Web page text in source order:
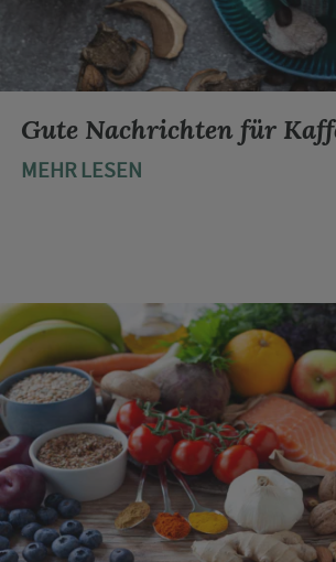
Gute Nachrichten für
MEHR LESEN